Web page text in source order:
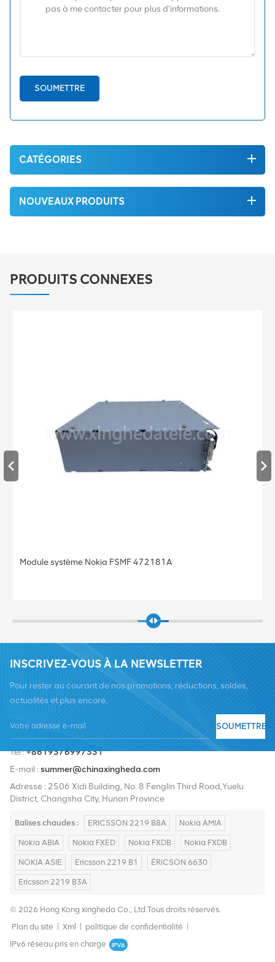
SOUMETTRE
CATÉGORIES
NOUVEAUX PRODUITS
PRODUITS CONNEXES
Module système Nokia FSMF 472181A
INSCRIVEZ-VOUS À LA NEWSLETTER
Pour rester au courant de nos promotions, réductions, soldes,
actualités et plus encore.
SOUMETTRE
Tél :+8619376997331
E-mail :summer@chinaxingheda.com
Adresse : 2506 Xidi Building, No. 8 Fenglin Third Road,Yuelu
District, Changsha City, Hunan Province
Balises chaudes : ERICSSON 2219 B8A Nokia AMIA
Nokia ABIA Nokia FXED Nokia FXDB Nokia FXDB
NOKIA ASIE Ericsson 2219 B1 ÉRICSON 6630
Ericsson 2219 B3A
© 2026 Hong Kong xingheda Co., Ltd.Tous droits réservés.
Plan du site
Xml politique de confidentialité
IPv6 réseau pris en charge